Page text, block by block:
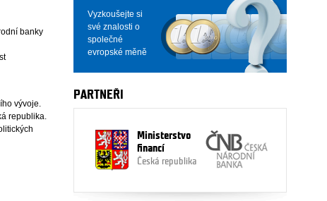
banky
vývoje.
republika.
Vyzkoušejte si
své znalosti o
společné
evropské měně
PARTNEŘI
Ministerstvo
financí
Česká republika